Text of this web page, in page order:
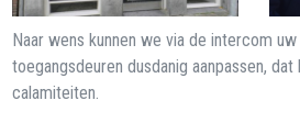
Naar wens kunnen we via de intercom
toegangsdeuren dusdanig aanpassen,
calamiteiten.